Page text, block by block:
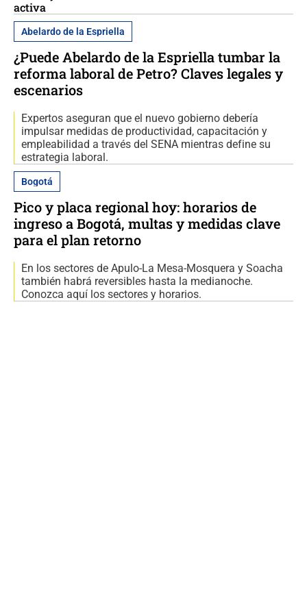
activa
Abelardo de la Espriella
¿Puede Abelardo de la Espriella tumbar la
reforma laboral de Petro? Claves legales y
escenarios
Expertos aseguran que el nuevo gobierno debería
impulsar medidas de productividad, capacitación y
empleabilidad a través del SENA mientras define su
estrategia laboral.
Bogotá
Pico y placa regional hoy: horarios de
ingreso a Bogotá, multas y medidas clave
para el plan retorno
En los sectores de Apulo-La Mesa-Mosquera y Soacha
también habrá reversibles hasta la medianoche.
Conozca aquí los sectores y horarios.